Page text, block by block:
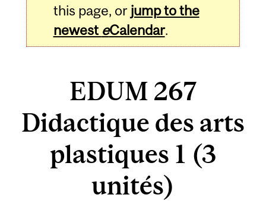
this page, or jump to the
newest eCalendar.
EDUM 267
Didactique des arts
plastiques 1 (3
unités)